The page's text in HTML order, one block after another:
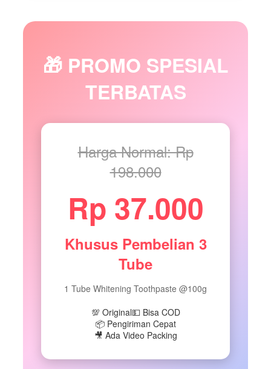
🎁 PROMO SPESIAL
TERBATAS
Harga Normal: Rp
198.000
Rp 37.000
Khusus Pembelian 3
Tube
1 Tube Whitening Toothpaste @100g
💯 Original💵 Bisa COD
📦 Pengiriman Cepat
🎥 Ada Video Packing